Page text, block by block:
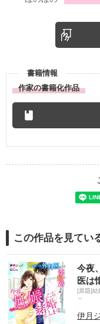
書籍情報
作家の書籍化作品
この作品を見てい
今夜
医は
[原題]結
～
伊月